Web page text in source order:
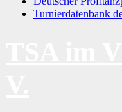
Turnierdatenbank